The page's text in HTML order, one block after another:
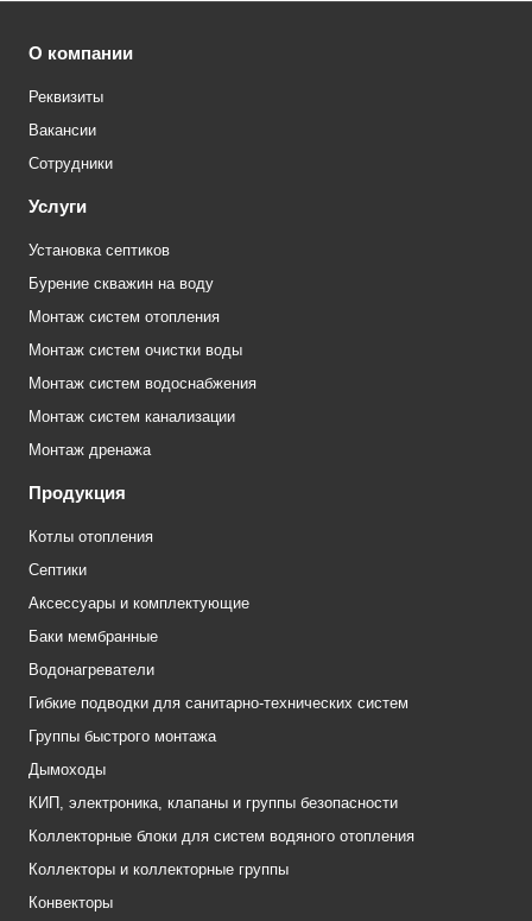
О компании
Реквизиты
Вакансии
Сотрудники
Услуги
Установка септиков
Бурение скважин на воду
Монтаж систем отопления
Монтаж систем очистки воды
Монтаж систем водоснабжения
Монтаж систем канализации
Монтаж дренажа
Продукция
Котлы отопления
Септики
Аксессуары и комплектующие
Баки мембранные
Водонагреватели
Гибкие подводки для санитарно-технических систем
Группы быстрого монтажа
Дымоходы
КИП, электроника, клапаны и группы безопасности
Коллекторные блоки для систем водяного отопления
Коллекторы и коллекторные группы
Конвекторы